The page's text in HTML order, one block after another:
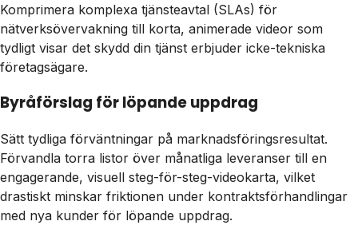
Komprimera komplexa tjänsteavtal (SLAs) för
nätverksövervakning till korta, animerade videor som
tydligt visar det skydd din tjänst erbjuder icke-tekniska
företagsägare.
Byråförslag för löpande uppdrag
Sätt tydliga förväntningar på marknadsföringsresultat.
Förvandla torra listor över månatliga leveranser till en
engagerande, visuell steg-för-steg-videokarta, vilket
drastiskt minskar friktionen under kontraktsförhandlingar
med nya kunder för löpande uppdrag.